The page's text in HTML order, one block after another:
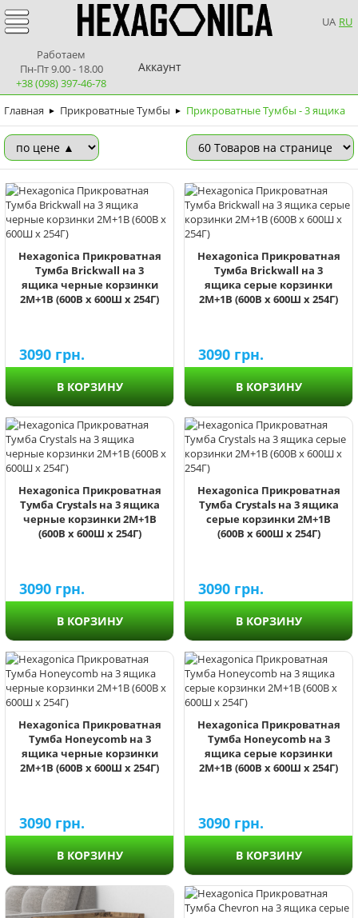
UA RU
Работаем
Пн-Пт 9.00 - 18.00
+38 (098) 397-46-78
Аккаунт
Главная ► Прикроватные Тумбы ► Прикроватные Тумбы - 3 ящика
Hexagonica Прикроватная
Тумба Brickwall на 3
ящика черные корзинки
2М+1В (600В х 600Ш х 254Г)
3090 грн.
В КОРЗИНУ
Hexagonica Прикроватная
Тумба Brickwall на 3
ящика серые корзинки
2М+1В (600В х 600Ш х 254Г)
3090 грн.
В КОРЗИНУ
Hexagonica Прикроватная
Тумба Crystals на 3 ящика
черные корзинки 2М+1В
(600В х 600Ш х 254Г)
3090 грн.
В КОРЗИНУ
Hexagonica Прикроватная
Тумба Crystals на 3 ящика
серые корзинки 2М+1В
(600В х 600Ш х 254Г)
3090 грн.
В КОРЗИНУ
Hexagonica Прикроватная
Тумба Honeycomb на 3
ящика черные корзинки
2М+1В (600В х 600Ш х 254Г)
3090 грн.
В КОРЗИНУ
Hexagonica Прикроватная
Тумба Honeycomb на 3
ящика серые корзинки
2М+1В (600В х 600Ш х 254Г)
3090 грн.
В КОРЗИНУ